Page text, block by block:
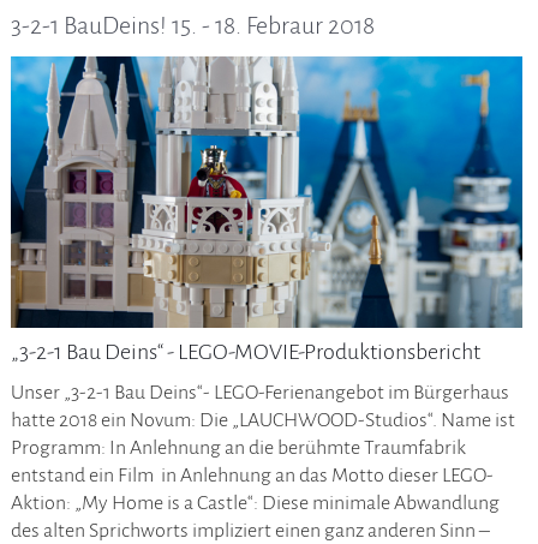
3-2-1 BauDeins! 15. - 18. Febraur 2018
„3-2-1 Bau Deins“ - LEGO-MOVIE-Produktionsbericht
Unser „3-2-1 Bau Deins“- LEGO-Ferienangebot im Bürgerhaus
hatte 2018 ein Novum: Die „LAUCHWOOD-Studios“. Name ist
Programm: In Anlehnung an die berühmte Traumfabrik
entstand ein Film in Anlehnung an das Motto dieser LEGO-
Aktion: „My Home is a Castle“: Diese minimale Abwandlung
des alten Sprichworts impliziert einen ganz anderen Sinn –